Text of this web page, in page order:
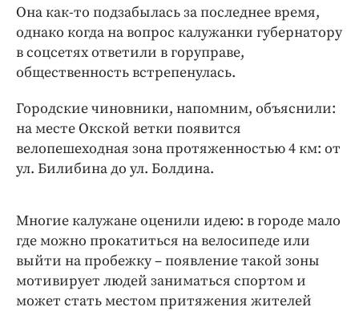
Она как-то подзабылась за последнее время,
однако когда на вопрос калужанки губернатору
в соцсетях ответили в горуправе,
общественность встрепенулась.
Городские чиновники, напомним, объяснили:
на месте Окской ветки появится
велопешеходная зона протяженностью 4 км: от
ул. Билибина до ул. Болдина.
Многие калужане оценили идею: в городе мало
где можно прокатиться на велосипеде или
выйти на пробежку – появление такой зоны
мотивирует людей заниматься спортом и
может стать местом притяжения жителей